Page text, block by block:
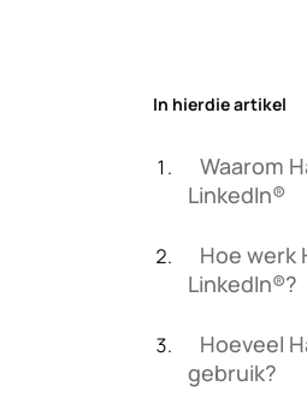
In hierdie artikel
Waarom
LinkedIn®
Hoe werk
LinkedIn®?
Hoeveel
gebruik?